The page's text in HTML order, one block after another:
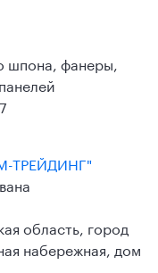
шпона, фанеры,
ТРЕЙДИНГ"
область, город
набережная, дом